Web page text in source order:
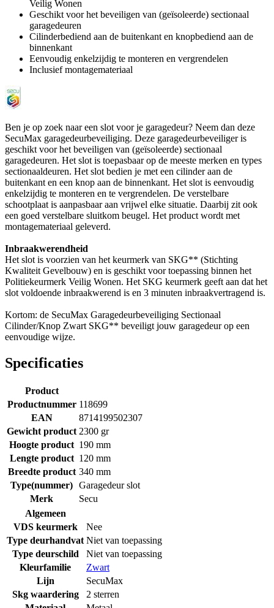
Veilig Wonen
Geschikt voor het beveiligen van (geïsoleerde) sectionaal
garagedeuren
Cilinderbediend aan de buitenkant en knopbediend aan de
binnenkant
Eenvoudig enkelzijdig te monteren en vergrendelen
Inclusief montagemateriaal
Ben je op zoek naar een slot voor je garagedeur? Neem dan deze
SecuMax garagedeurbeveiliging. Deze garagedeurbeveiliger is
geschikt voor het beveiligen van (geïsoleerde) sectionaal
garagedeuren. Het slot is toepasbaar op de meeste merken en types
sectionaaldeuren. Het slot bedien je met een cilinder aan de
buitenkant en een knop aan de binnenkant. Het slot is eenvoudig
enkelzijdig te monteren en te vergrendelen. De verstelbare
schootplaat is aanpasbaar aan vrijwel elke situatie. Daarbij zit ook
een goed verstelbare sluitkom beugel. Het product wordt met
montagemateriaal geleverd.
Inbraakwerendheid
Het slot is voorzien van het keurmerk van SKG** (Stichting
Kwaliteit Gevelbouw) en is geschikt voor toepassing binnen het
Politiekeurmerk Veilig Wonen. Het SKG keurmerk geeft aan dat het
slot voldoende inbraakwerend is en 3 minuten inbraakvertragend is.
Kortom: de SecuMax Garagedeurbeveiliging Sectionaal
Cilinder/Knop Zwart SKG** beveiligt jouw garagedeur op een
eenvoudige wijze.
Specificaties
Product
Productnummer 118699
EAN
8714199502307
Gewicht product 2300 gr
Hoogte product 190 mm
Lengte product 120 mm
Breedte product 340 mm
Type(nummer) Garagedeur slot
Merk
Secu
Algemeen
VDS keurmerk
Nee
Type deurhandvat Niet van toepassing
Type deurschild
Niet van toepassing
Kleurfamilie
Zwart
Lijn
SecuMax
Skg waardering
2 sterren